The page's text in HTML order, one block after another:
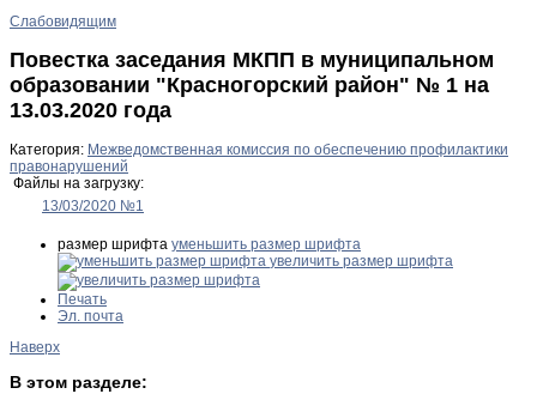
Слабовидящим
Повестка заседания МКПП в муниципальном
образовании "Красногорский район" № 1 на
13.03.2020 года
Категория: Межведомственная комиссия по обеспечению профилактики
правонарушений
Файлы на загрузку:
13/03/2020 №1
размер шрифта уменьшить размер шрифта
увеличить размер шрифта
Печать
Эл. почта
Наверх
В этом разделе: